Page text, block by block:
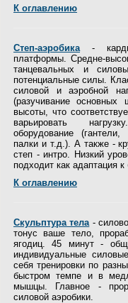
К оглавлению
Степ-аэробика-
платформы. Средне-
танцевальных и
потенциальные силы.
силовой и аэробной
(разучивание
высоты, что
варьировать
оборудование
палки и т.д.). А также -
степ - интро. Низкий
подходит как адаптация
К оглавлению
Скульптура тела-
тонус ваше тело,
ягодиц. 45 минут -
индивидуальные
себя тренировки по
быстром темпе и в
мышцы. Главное -
силовой аэробики.